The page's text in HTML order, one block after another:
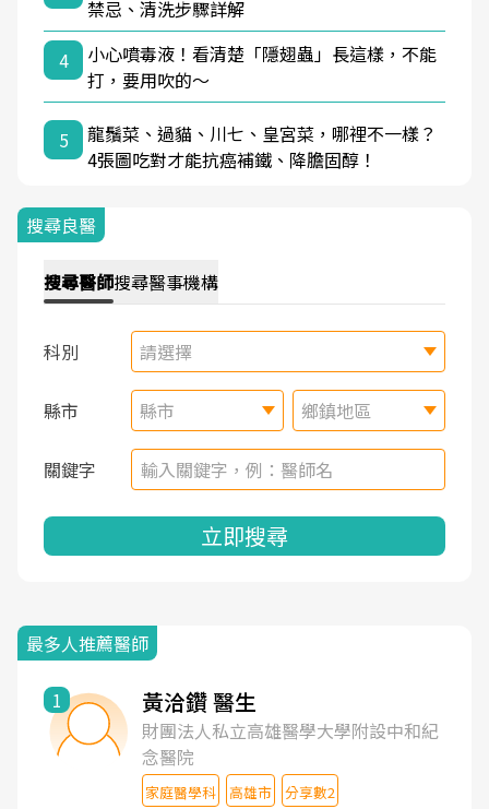
禁忌、清洗步驟詳解
4
小心噴毒液！看清楚「隱翅蟲」長這樣，不能
打，要用吹的～
5
龍鬚菜、過貓、川七、皇宮菜，哪裡不一樣？
4張圖吃對才能抗癌補鐵、降膽固醇！
搜尋良醫
搜尋醫師搜尋醫事機構
科別 請選擇
縣市 縣市 鄉鎮地區
關鍵字
立即搜尋
最多人推薦醫師
1 黃洽鑽 醫生
財團法人私立高雄醫學大學附設中和紀
念醫院
家庭醫學科 高雄市 分享數2